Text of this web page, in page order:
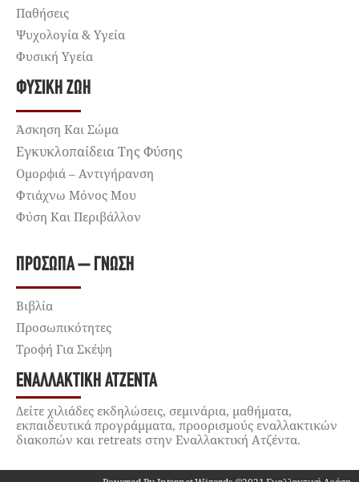
Παθήσεις
Ψυχολογία & Υγεία
Φυσική Υγεία
ΦΥΣΙΚΉ ΖΩΉ
Άσκηση Και Σώμα
Εγκυκλοπαίδεια Της Φύσης
Ομορφιά – Αντιγήρανση
Φτιάχνω Μόνος Μου
Φύση Και Περιβάλλον
ΠΡΌΣΩΠΑ – ΓΝΏΣΗ
Βιβλία
Προσωπικότητες
Τροφή Για Σκέψη
ΕΝΑΛΛΑΚΤΙΚΉ ΑΤΖΈΝΤΑ
Δείτε χιλιάδες εκδηλώσεις, σεμινάρια, μαθήματα,
εκπαιδευτικά προγράμματα, προορισμούς εναλλακτικών
διακοπών και retreats στην Εναλλακτική Ατζέντα.